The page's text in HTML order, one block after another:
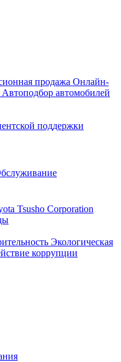
продажа Онлайн-
Автоподбор автомобилей
поддержки
Tsusho Corporation
Экологическая
коррупции